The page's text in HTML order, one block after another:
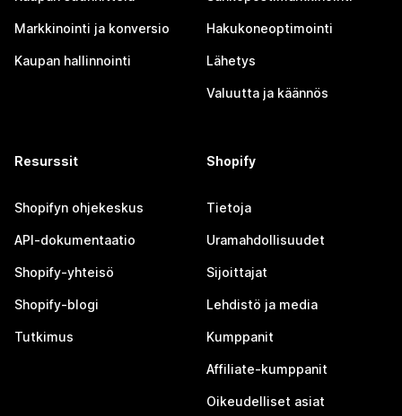
Markkinointi ja konversio
Kaupan hallinnointi
Hakukoneoptimointi
Lähetys
Valuutta ja käännös
Resurssit
Shopifyn ohjekeskus
API-dokumentaatio
Shopify-yhteisö
Shopify-blogi
Tutkimus
Shopify
Tietoja
Uramahdollisuudet
Sijoittajat
Lehdistö ja media
Kumppanit
Affiliate-kumppanit
Oikeudelliset asiat